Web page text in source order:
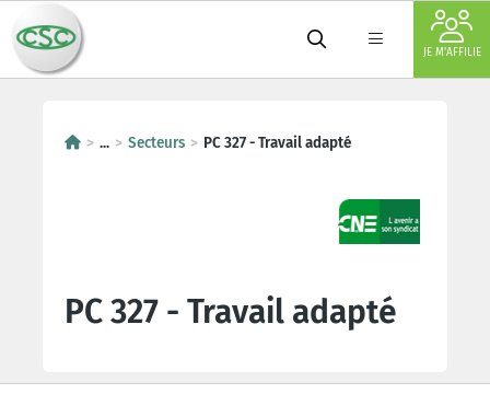
JE M'AFFILIE
... Secteurs PC 327 - Travail adapté
PC 327 - Travail adapté